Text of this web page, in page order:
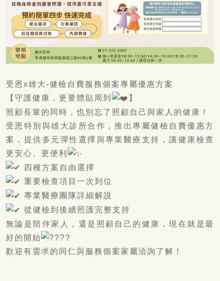
受恩x雄大-健檢自費服務個案專屬優惠方案
【守護健康，更要體貼周到
】
照顧長輩的同時，也別忘了照顧自己與家人的健康！
受恩特別與雄大診所合作，推出專屬健檢自費優惠方
案，提供多元彈性選擇與專業醫療支持，讓健康檢查
更安心、更便利
四種方案自由選擇
重要檢查項目一次到位
專業醫療團隊詳細解說
從健檢到後續照護完整支持
無論是陪伴家人，還是照顧自己的健康，現在就是最
好的開始
歡迎有需求的同仁與服務個案家屬洽詢了解！